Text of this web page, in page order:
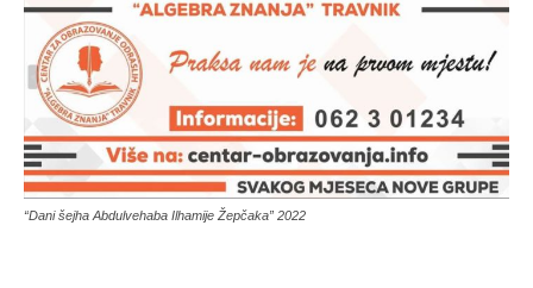
“Dani šejha Abdulvehaba Ilhamije Žepčaka” 2022